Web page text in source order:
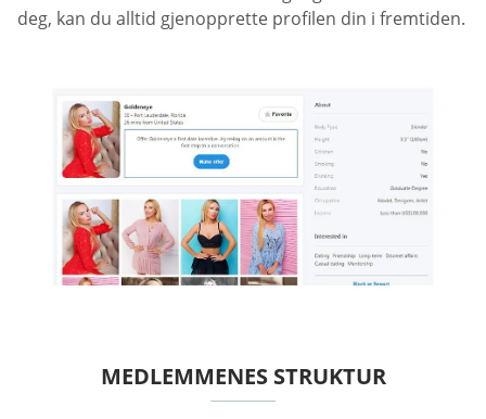
deg, kan du alltid gjenopprette profilen din i fremtiden.
MEDLEMMENES STRUKTUR